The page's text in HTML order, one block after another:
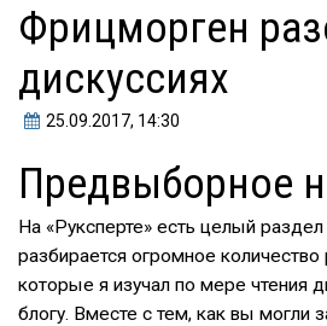
Фрицморген
дискуссиях
25.09.2017, 14:30
Предвыборное
На «Руксперте» есть целый
разбирается огромное
которые я изучал по мере чтения
блогу. Вместе с тем, как вы могли